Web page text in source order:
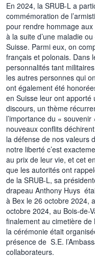
En 2024, la SRUB-L a
commémoration de
pour rendre hommage
à la suite d’une maladie
Suisse. Parmi eux, on
français et polonais. Dans
personnalités tant
les autres personnes qui
ont également été
en Suisse leur ont apporté
discours, un thème
l’importance du «
nouveaux conflits
la défense de nos valeurs
notre liberté c’est
au prix de leur vie, et cet
que les autorités ont
de la SRUB-L, sa
drapeau Anthony Huys
à Bex le 26 octobre 2024,
octobre 2024, au Bois-de-
finalement au cimetière
la cérémonie était
présence de S.E.
collaborateurs.